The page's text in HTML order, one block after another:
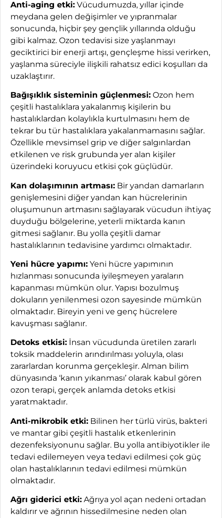
Anti-aging etki: Vücudumuzda, yıllar içinde
meydana gelen değişimler ve yıpranmalar
sonucunda, hiçbir şey gençlik yıllarında olduğu
gibi kalmaz. Ozon tedavisi size yaşlanmayı
geciktirici bir enerji artışı, gençleşme hissi verirken,
yaşlanma süreciyle ilişkili rahatsız edici koşulları da
uzaklaştırır.
Bağışıklık sisteminin güçlenmesi: Ozon hem
çeşitli hastalıklara yakalanmış kişilerin bu
hastalıklardan kolaylıkla kurtulmasını hem de
tekrar bu tür hastalıklara yakalanmamasını sağlar.
Özellikle mevsimsel grip ve diğer salgınlardan
etkilenen ve risk grubunda yer alan kişiler
üzerindeki koruyucu etkisi çok güçlüdür.
Kan dolaşımının artması: Bir yandan damarların
genişlemesini diğer yandan kan hücrelerinin
oluşumunun artmasını sağlayarak vücudun ihtiyaç
duyduğu bölgelerine, yeterli miktarda kanın
gitmesi sağlanır. Bu yolla çeşitli damar
hastalıklarının tedavisine yardımcı olmaktadır.
Yeni hücre yapımı: Yeni hücre yapımının
hızlanması sonucunda iyileşmeyen yaraların
kapanması mümkün olur. Yapısı bozulmuş
dokuların yenilenmesi ozon sayesinde mümkün
olmaktadır. Bireyin yeni ve genç hücrelere
kavuşması sağlanır.
Detoks etkisi: İnsan vücudunda üretilen zararlı
toksik maddelerin arındırılması yoluyla, olası
zararlardan korunma gerçekleşir. Alman bilim
dünyasında ‘kanın yıkanması’ olarak kabul gören
ozon terapi, gerçek anlamda detoks etkisi
yaratmaktadır.
Anti-mikrobik etki: Bilinen her türlü virüs, bakteri
ve mantar gibi çeşitli hastalık etkenlerinin
dezenfeksiyonunu sağlar. Bu yolla antibiyotikler ile
tedavi edilemeyen veya tedavi edilmesi çok güç
olan hastalıklarının tedavi edilmesi mümkün
olmaktadır.
Ağrı giderici etki: Ağrıya yol açan nedeni ortadan
kaldırır ve ağrının hissedilmesine neden olan